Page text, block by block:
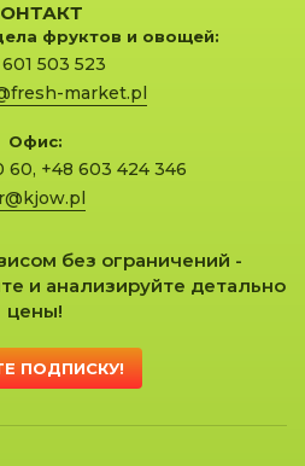
фруктов и овощей:
503 523
market.pl
Офис:
60, +48 603 424 346
без ограничений -
и анализируйте детально
цены!
ПОДПИСКУ!